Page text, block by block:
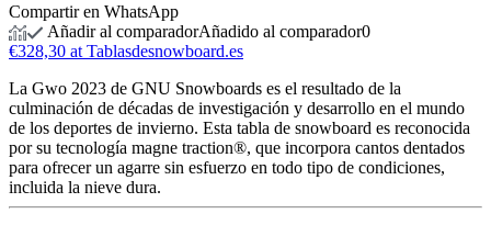
Compartir en WhatsApp
Añadir al comparadorAñadido al comparador0
€328,30 at Tablasdesnowboard.es
La Gwo 2023 de GNU Snowboards es el resultado de la
culminación de décadas de investigación y desarrollo en el mundo
de los deportes de invierno. Esta tabla de snowboard es reconocida
por su tecnología magne traction®, que incorpora cantos dentados
para ofrecer un agarre sin esfuerzo en todo tipo de condiciones,
incluida la nieve dura.